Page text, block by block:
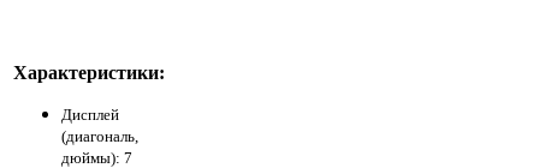
Характеристики:
Дисплей
(диагональ,
дюймы): 7